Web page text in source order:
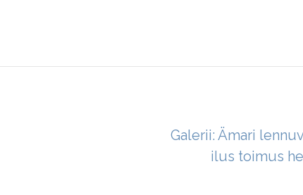
Galerii: Ämari
ilus toimus